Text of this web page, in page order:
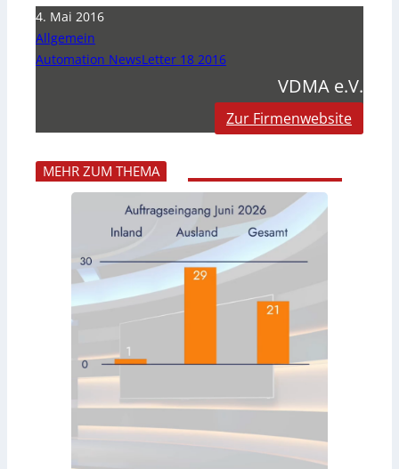
4. Mai 2016
Allgemein
Automation NewsLetter 18 2016
VDMA e.V.
Zur Firmenwebsite
MEHR ZUM THEMA